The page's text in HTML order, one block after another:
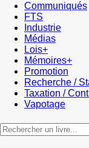
Communiqués
FTS
Industrie
Médias
Lois+
Mémoires+
Promotion
Recherche /
Taxation /
Vapotage